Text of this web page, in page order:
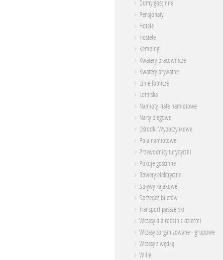
Domy gościnne
Pensjonaty
Hotele
Hostele
Kempingi
Kwatery pracownicze
Kwatery prywatne
Linie lotnicze
Lotniska
Namioty, hale namiotowe
Narty biegowe
Ośrodki Wypoczynkowe
Pola namiotowe
Przewodnicy turystyczni
Pokoje gościnne
Rowery elektryczne
Spływy kajakowe
Sprzedaż biletów
Transport pasażerski
Wczasy dla rodzin z dziećmi
Wczasy zorganizowane - grupowe
Wczasy z wędką
Wille